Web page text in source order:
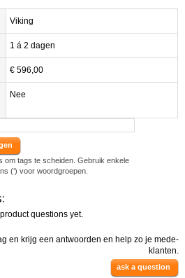
Viking
1 á 2 dagen
€ 596,00
Nee
om tags te scheiden. Gebruik enkele
(‘) voor woordgroepen.
questions yet.
en krijg een antwoorden en help zo je mede-
klanten.
ask a question